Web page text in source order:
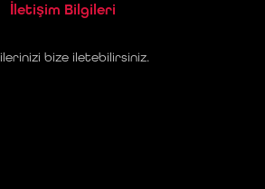
İletişim Bilgileri
bize iletebilirsiniz.